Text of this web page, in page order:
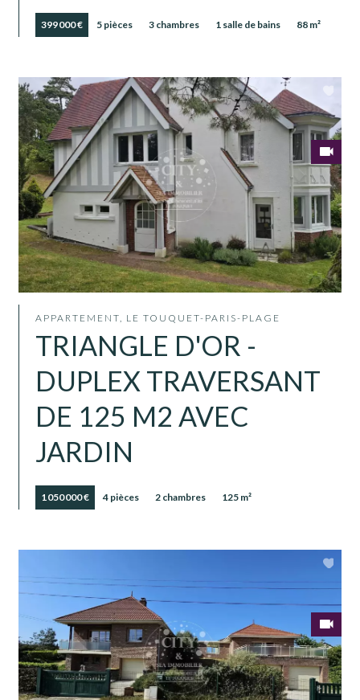
399 000 € 5 pièces 3 chambres 1 salle de bains 88 m²
APPARTEMENT, LE TOUQUET-PARIS-PLAGE
TRIANGLE D'OR -
DUPLEX TRAVERSANT
DE 125 M2 AVEC
JARDIN
1 050 000 € 4 pièces 2 chambres 125 m²